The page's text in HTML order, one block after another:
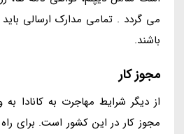
می گردد . تمامی مدارک ارسالی باید
باشند.
مجوز کار
از دیگر شرایط مهاجرت به کانادا
مجوز کار در این کشور است. برای